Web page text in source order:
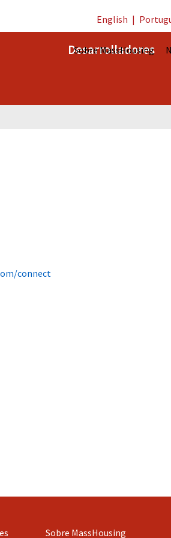
Desarrolladores
English |
Sobre MassHousing
connect
Sobre MassHousing